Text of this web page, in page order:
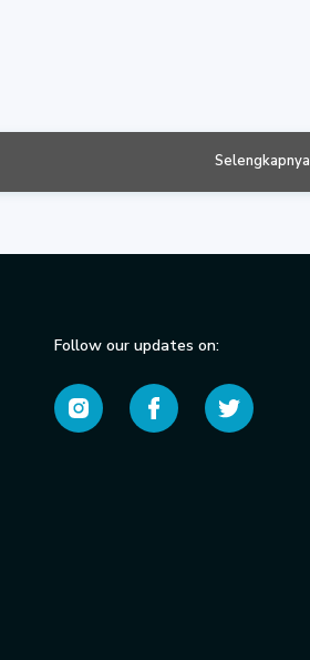
Selengkapnya
Follow our updates on: